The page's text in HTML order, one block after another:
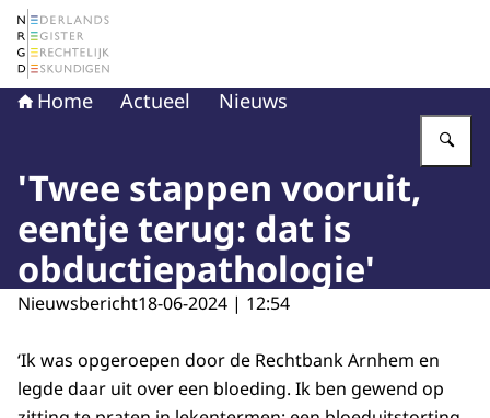
Naar de homepage van Nederlands Register
Home Actueel Nieuws
'Twee stappen vooruit,
eentje terug: dat is
obductiepathologie'
Nieuwsbericht18-06-2024 | 12:54
‘Ik was opgeroepen door de Rechtbank Arnhem en
legde daar uit over een bloeding. Ik ben gewend op